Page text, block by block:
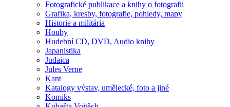
Fotografické publikace a knihy o fotografii
Grafika, kresby, fotografie, pohledy, mapy
Historie a militária
Houby
Hudební CD, DVD, Audio knihy
Japanistika
Judaica
Jules Verne
Kant
Katalogy výstav, umělecké, foto a jiné
Komiks